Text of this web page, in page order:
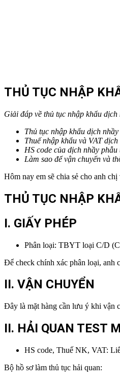
THỦ TỤC NHẬP
Giải đáp về thủ tục nhập khẩu
Thủ tục nhập khẩu dịch
Thuế nhập khẩu và VAT
HS code của dịch nhầy phẫu
Làm sao để vận chuyển và
Hôm nay em sẽ chia sẻ cho anh
THỦ TỤC NHẬP
I. GIẤY PHÉP
Phân loại: TBYT loại C/D
Để check chính xác phân loại, anh
II. VẬN CHUYỂN
Đây là mặt hàng cần lưu ý khi vận
II. HẢI QUAN TEST
HS code, Thuế NK, VAT:
Bộ hồ sơ làm thủ tục hải quan: